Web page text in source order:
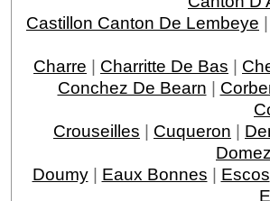
Castillon Canton De Lembeye |
Charre | Charritte De Bas |
Conchez De Bearn |
Crouseilles | Cuqueron |
Doumy| Eaux Bonnes | Escos